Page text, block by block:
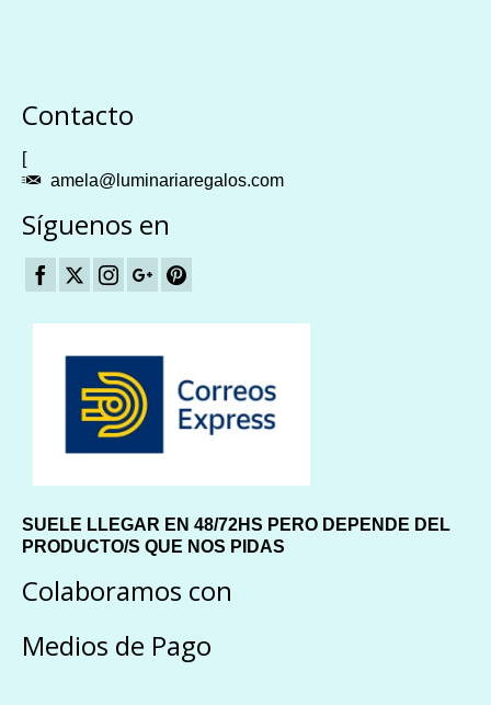
Contacto
[
amela@luminariaregalos.com
Síguenos en
SUELE LLEGAR EN 48/72HS PERO DEPENDE DEL
PRODUCTO/S QUE NOS PIDAS
Colaboramos con
Medios de Pago